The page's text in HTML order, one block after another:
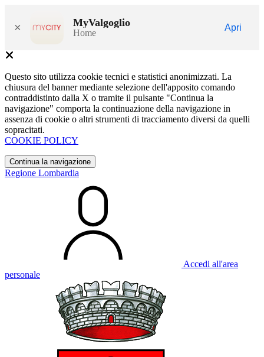
× MyValgoglio
Home
Apri
Questo sito utilizza cookie tecnici e statistici anonimizzati. La
chiusura del banner mediante selezione dell'apposito comando
contraddistinto dalla X o tramite il pulsante "Continua la
navigazione" comporta la continuazione della navigazione in
assenza di cookie o altri strumenti di tracciamento diversi da quelli
sopracitati.
COOKIE POLICY
Continua la navigazione
Regione Lombardia
Accedi all'area
personale